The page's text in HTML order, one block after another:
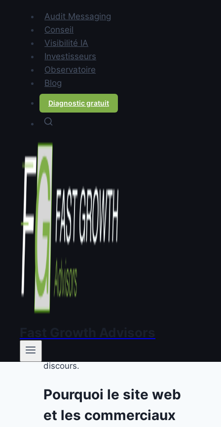
Audit Messaging
Conseil
Visibilité IA
Investisseurs
Observatoire
Blog
Diagnostic gratuit
Pourquoi le site web et les
commerciaux ne racontent-ils
pas la même histoire ?
Quel impact concret l'écart
Comment mesurer l'écart
Comment aligner site web et
discours commercial
durablement ?
FAQ
TL;DR : La majorité des startups
B2B ont un écart significatif entre
ce que dit leur site web et ce que
racontent leurs commerciaux. Ce
décalage crée de la confusion chez
le prospect, allonge les cycles de
diagnostic commence par une
discours.
Pourquoi le site web
et les commerciaux